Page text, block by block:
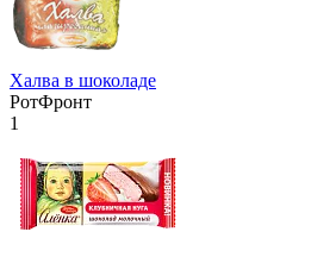
Халва в шоколаде
РотФронт
1